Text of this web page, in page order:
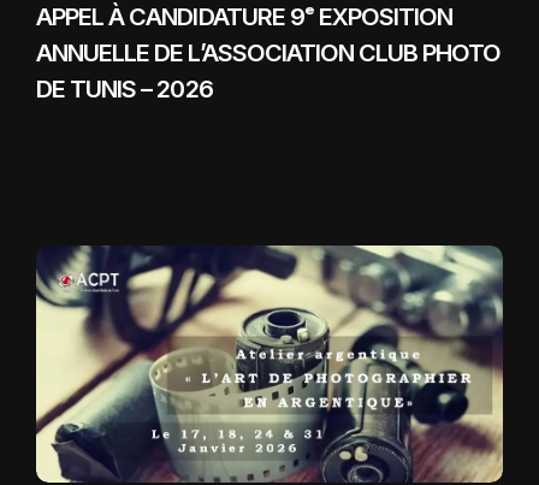
APPEL À CANDIDATURE 9ᵉ EXPOSITION
ANNUELLE DE L’ASSOCIATION CLUB PHOTO
DE TUNIS – 2026